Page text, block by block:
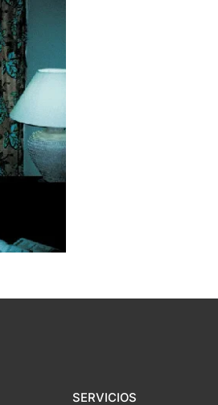
SERVICIOS